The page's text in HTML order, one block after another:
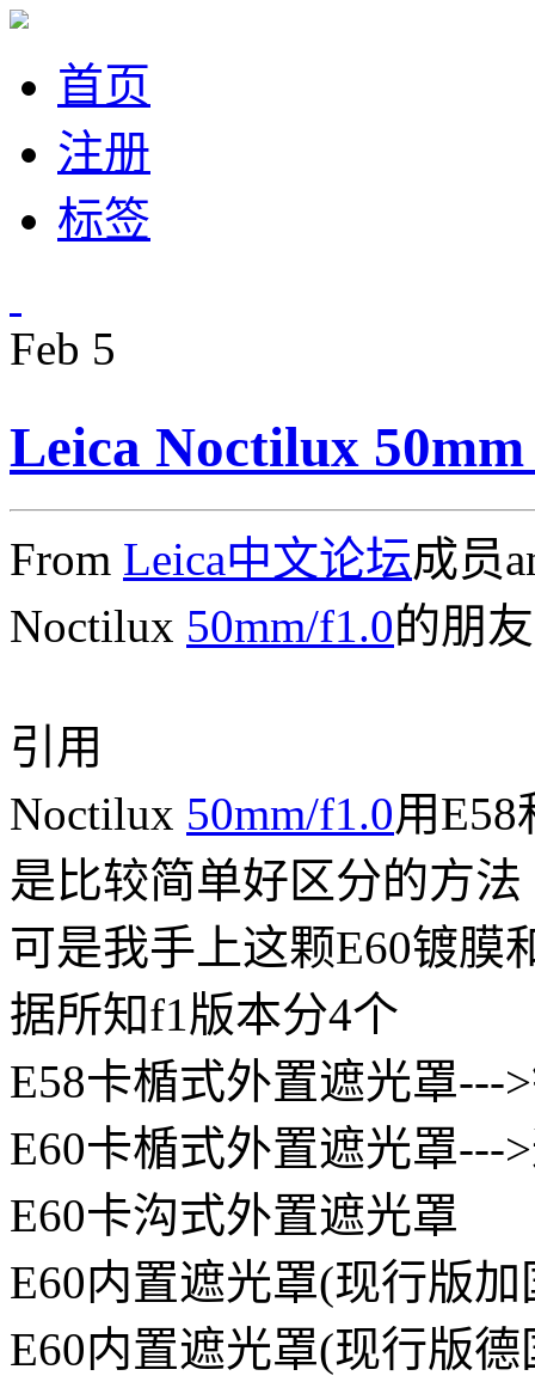
首页
注册
标签
Feb 5
Leica Noctilux
From Leica中文论坛成员
Noctilux 50mm/f1.0的朋
引用
Noctilux 50mm/f1.0用E58
是比较简单好区分的方法
可是我手上这颗E60镀膜
据所知f1版本分4个
E58卡楯式外置遮光罩---
E60卡楯式外置遮光罩---
E60卡沟式外置遮光罩
E60内置遮光罩(现行版加
E60内置遮光罩(现行版德